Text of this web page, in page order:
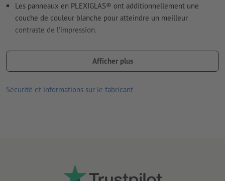
Les panneaux en PLEXIGLAS® ont additionnellement une
couche de couleur blanche pour atteindre un meilleur
contraste de l'impression.
un calcul au millimètre pour des prix justes
Afficher plus
Sécurité et informations sur le fabricant